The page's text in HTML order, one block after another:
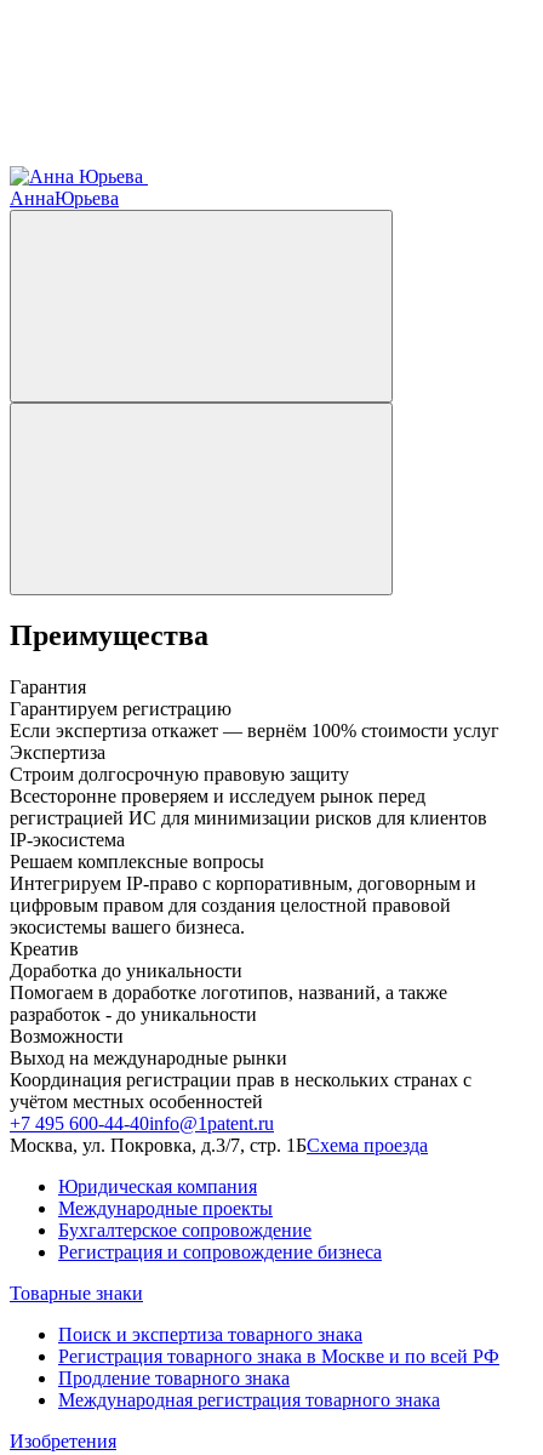
АннаЮрьева
Преимущества
Гарантия
Гарантируем регистрацию
Если экспертиза откажет — вернём 100% стоимости услуг
Экспертиза
Строим долгосрочную правовую защиту
Всесторонне проверяем и исследуем рынок перед
регистрацией ИС для минимизации рисков для клиентов
IP-экосистема
Решаем комплексные вопросы
Интегрируем IP-право с корпоративным, договорным и
цифровым правом для создания целостной правовой
экосистемы вашего бизнеса.
Креатив
Доработка до уникальности
Помогаем в доработке логотипов, названий, а также
разработок - до уникальности
Возможности
Выход на международные рынки
Координация регистрации прав в нескольких странах с
учётом местных особенностей
+7 495 600-44-40info@1patent.ru
Москва, ул. Покровка, д.3/7, стр. 1БСхема проезда
Юридическая компания
Международные проекты
Бухгалтерское сопровождение
Регистрация и сопровождение бизнеса
Товарные знаки
Поиск и экспертиза товарного знака
Регистрация товарного знака в Москве и по всей РФ
Продление товарного знака
Международная регистрация товарного знака
Изобретения